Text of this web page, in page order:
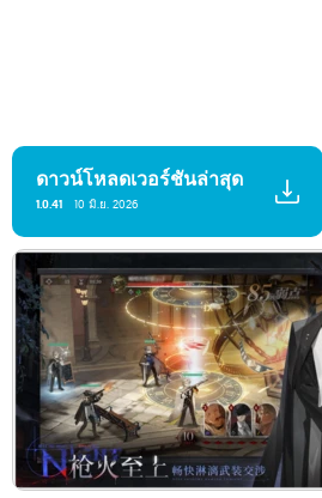
ดาวน์โหลดเวอร์ชันล่าสุด
1.0.41 10 มิ.ย. 2026